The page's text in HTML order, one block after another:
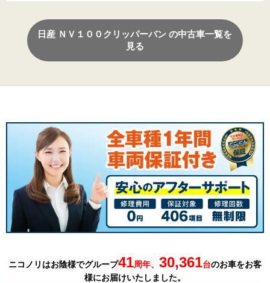
日産 ＮＶ１００クリッパーバン の中古車一覧を
見る
ニコノリはお陰様でグループ41周年、 30,361台のお車をお客
様にお届けいたしました。